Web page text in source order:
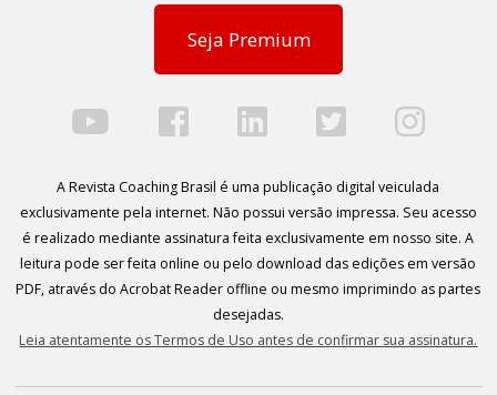
Seja Premium
A Revista Coaching Brasil é uma publicação digital veiculada
exclusivamente pela internet. Não possui versão impressa. Seu acesso
é realizado mediante assinatura feita exclusivamente em nosso site. A
leitura pode ser feita online ou pelo download das edições em versão
PDF, através do Acrobat Reader offline ou mesmo imprimindo as partes
desejadas.
Leia atentamente os Termos de Uso antes de confirmar sua assinatura.